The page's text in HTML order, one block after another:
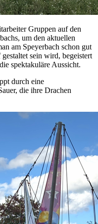
Gruppen auf den
um den aktuellen
am Speyerbach schon gut
sein wird, begeistert
spektakuläre Aussicht.
durch eine
die ihre Drachen